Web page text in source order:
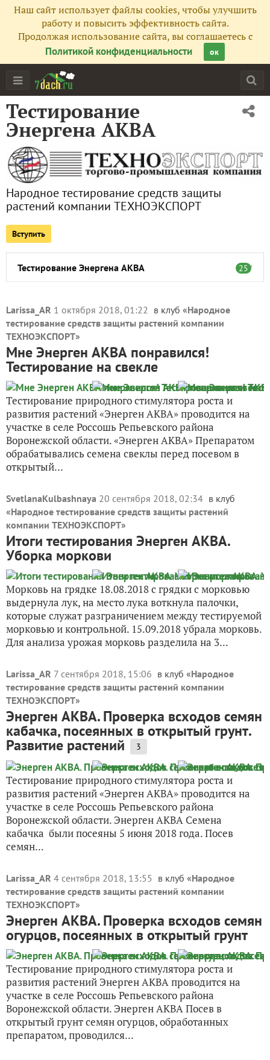
Наш сайт использует файлы cookies, чтобы улучшить
работу и повысить эффективность сайта.
Продолжая использование сайта, вы соглашаетесь с
Политикой конфиденциальности
ок
Народное тестирование средств защиты
растений компании ТЕХНОЭКСПОРТ
Вступить
Итоги проекта
Набор в группу тестирования 1
Объявления, новости
Статьи
Школа тестирования 1
План тестирования, инструкции
Отчеты о получении посылки
Тестирование клея аэрозоля
Тестирование Энергена АКВА 25
Тестирование препарата Бутон
Тестирование препарата Искра Двойной Эффект
Тестирование препарата ГРАУНД 12
Агрикола для свеклы, моркови, редиса 3
Агрикола для кабачков, патиссонов, огурцов 2
Агрикола для лука, чеснока
Агрикола для ягодных
Агрикола для томатов, баклажанов, перцев
Агрикола для цветущих
Вопросы 19
Сейчас обсуждают
Тестирование
Энергена АКВА
Larissa_AR 1 октября 2018, 01:22 в клуб «Народное
тестирование средств защиты растений компании
ТЕХНОЭКСПОРТ»
Мне Энерген АКВА понравился!
Тестирование на свекле
Тестирование природного стимулятора роста и
развития растений «Энерген АКВА» проводится на
участке в селе Россошь Репьевского района
Воронежской области. «Энерген АКВА» Препаратом
обрабатывались семена свеклы перед посевом в
открытый...
SvetlanaKulbashnaya 20 сентября 2018, 02:34 в клуб
«Народное тестирование средств защиты растений
компании ТЕХНОЭКСПОРТ»
Итоги тестирования Энерген АКВА.
Уборка моркови
Морковь на грядке 18.08.2018 с грядки с морковью
выдернула лук, на место лука воткнула палочки,
которые служат разграничением между тестируемой
морковью и контрольной. 15.09.2018 убрала морковь.
Для анализа урожая морковь разделила на 3...
Larissa_AR 7 сентября 2018, 15:06 в клуб «Народное
тестирование средств защиты растений компании
ТЕХНОЭКСПОРТ»
Энерген АКВА. Проверка всходов семян
кабачка, посеянных в открытый грунт.
Развитие растений 3
Тестирование природного стимулятора роста и
развития растений «Энерген АКВА» проводится на
участке в селе Россошь Репьевского района
Воронежской области. Энерген АКВА Семена
кабачка были посеяны 5 июня 2018 года. Посев
семян...
Larissa_AR 4 сентября 2018, 13:55 в клуб «Народное
тестирование средств защиты растений компании
ТЕХНОЭКСПОРТ»
Энерген АКВА. Проверка всходов семян
огурцов, посеянных в открытый грунт
Тестирование природного стимулятора роста и
развития растений Энерген АКВА проводится на
участке в селе Россошь Репьевского района
Воронежской области. Энерген АКВА Посев в
открытый грунт семян огурцов, обработанных
препаратом, проводился...